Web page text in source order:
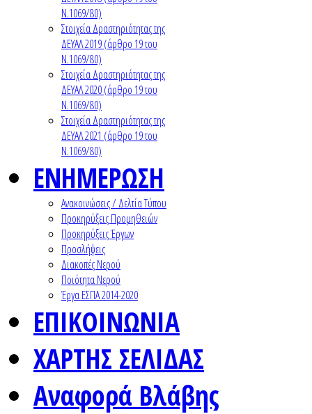
Ν.1069/80)
Στοιχεία Δραστηριότητας της
ΔΕΥΑΛ 2019 (άρθρο 19 του
Ν.1069/80)
Στοιχεία Δραστηριότητας της
ΔΕΥΑΛ 2020 (άρθρο 19 του
Ν.1069/80)
Στοιχεία Δραστηριότητας της
ΔΕΥΑΛ 2021 (άρθρο 19 του
Ν.1069/80)
ΕΝΗΜΕΡΩΣΗ
Ανακοινώσεις / Δελτία Τύπου
Προκηρύξεις Προμηθειών
Προκηρύξεις Έργων
Προσλήψεις
Διακοπές Νερού
Ποιότητα Νερού
Έργα ΕΣΠΑ 2014-2020
ΕΠΙΚΟΙΝΩΝΙΑ
ΧΑΡΤΗΣ ΣΕΛΙΔΑΣ
Αναφορά Βλάβης